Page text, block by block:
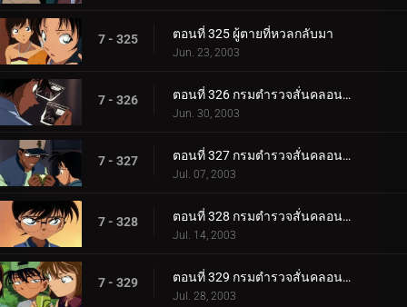
7 - 325 ตอนที่ 325 ผู้ตายที่หวลกลับมา
Jun. 23, 2003
7 - 326 ตอนที่ 326 กรมตำรวจสั่นคลอน ตัวประกัน 12 ล้านคน (ตอนพิเศษ ตอนแรก)
Jun. 30, 2003
7 - 327 ตอนที่ 327 กรมตำรวจสั่นคลอน ตัวประกัน 12 ล้านคน (ตอนพิเศษ ตอนที่ 2)
Jul. 07, 2003
7 - 328 ตอนที่ 328 กรมตำรวจสั่นคลอน ตัวประกัน 12 ล้านคน (ตอนพิเศษ ตอนที่ 3)
Jul. 14, 2003
7 - 329 ตอนที่ 329 กรมตำรวจสั่นคลอน ตัวประกัน 12 ล้านคน (ตอนพิเศษ ตอนจบ)
Jul. 28, 2003